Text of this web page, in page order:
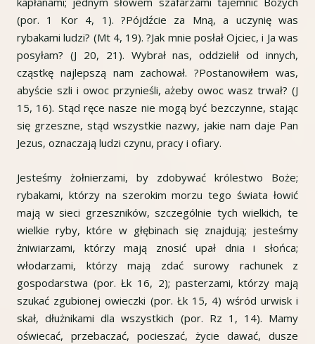
(por. 1 Kor 4, 1). ?Pójdźcie za Mną, a uczynię was
rybakami ludzi? (Mt 4, 19). ?Jak mnie posłał Ojciec, i Ja was
posyłam? (J 20, 21). Wybrał nas, oddzielił od innych,
cząstkę najlepszą nam zachował. ?Postanowiłem was,
abyście szli i owoc przynieśli, ażeby owoc wasz trwał? (J
15, 16). Stąd ręce nasze nie mogą być bezczynne, stając
się grzeszne, stąd wszystkie nazwy, jakie nam daje Pan
Jezus, oznaczają ludzi czynu, pracy i ofiary.
Jesteśmy żołnierzami, by zdobywać królestwo Boże;
rybakami, którzy na szerokim morzu tego świata łowić
mają w sieci grzeszników, szczególnie tych wielkich, te
wielkie ryby, które w głębinach się znajdują; jesteśmy
żniwiarzami, którzy mają znosić upał dnia i słońca;
włodarzami, którzy mają zdać surowy rachunek z
gospodarstwa (por. Łk 16, 2); pasterzami, którzy mają
szukać zgubionej owieczki (por. Łk 15, 4) wśród urwisk i
skał, dłużnikami dla wszystkich (por. Rz 1, 14). Mamy
oświecać, przebaczać, pocieszać, życie dawać, dusze